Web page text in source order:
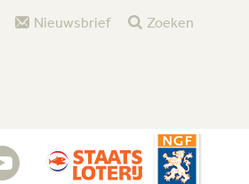
Nieuwsbrief Zoeken